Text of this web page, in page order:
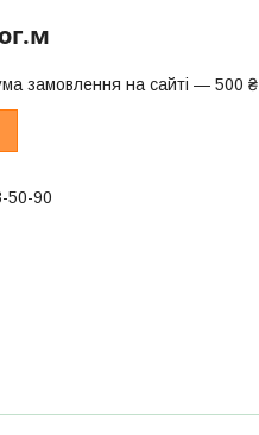
замовлення на сайті — 500 ₴
50-90